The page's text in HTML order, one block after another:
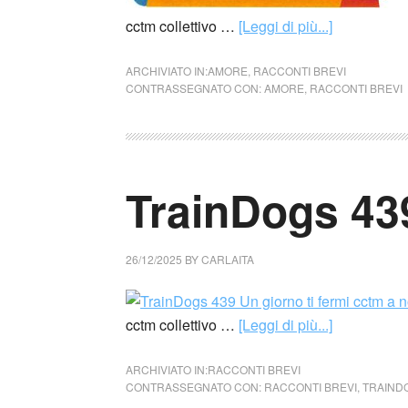
cctm collettivo … [Leggi di più...]
ARCHIVIATO IN:AMORE RACCONTI BREVI
CONTRASSEGNATO CON:AMORE RACCONTI BREVI
TrainDogs
26/12/2025 BYCARLAITA
cctm collettivo … [Leggi di più...]
ARCHIVIATO IN:RACCONTI BREVI
CONTRASSEGNATO CON: RACCONTI BREVI